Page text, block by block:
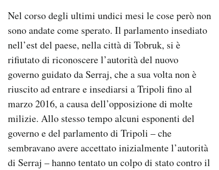
Nel corso degli ultimi undici mesi le cose però non
sono andate come sperato. Il parlamento insediato
nell’est del paese, nella città di Tobruk, si è
rifiutato di riconoscere l’autorità del nuovo
governo guidato da Serraj, che a sua volta non è
riuscito ad entrare e insediarsi a Tripoli fino al
marzo 2016, a causa dell’opposizione di molte
milizie. Allo stesso tempo alcuni esponenti del
governo e del parlamento di Tripoli – che
sembravano avere accettato inizialmente l’autorità
di Serraj – hanno tentato un colpo di stato contro il